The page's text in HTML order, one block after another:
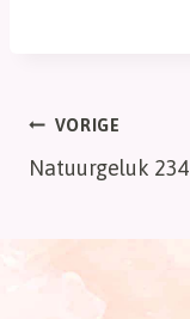
Bericht
navigatie
VORIGE
Natuurgeluk 234